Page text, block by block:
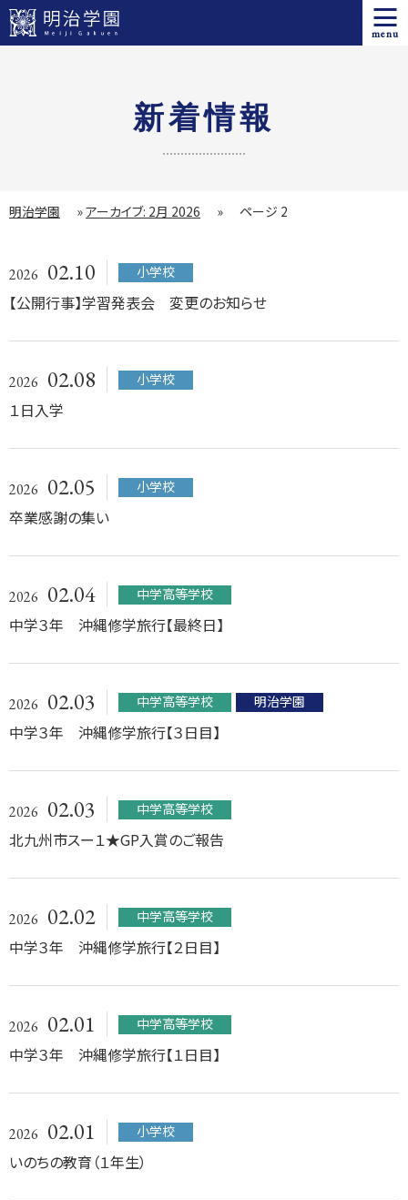
menu
新着情報
明治学園 »アーカイブ: 2月 2026 » ページ 2
2026 02.10 小学校
【公開行事】学習発表会 変更のお知らせ
2026 02.08 小学校
１日入学
2026 02.05 小学校
卒業感謝の集い
2026 02.04 中学高等学校
中学３年 沖縄修学旅行【最終日】
2026 02.03 中学高等学校 明治学園
中学３年 沖縄修学旅行【３日目】
2026 02.03 中学高等学校
北九州市スー１★GP入賞のご報告
2026 02.02 中学高等学校
中学３年 沖縄修学旅行【２日目】
2026 02.01 中学高等学校
中学３年 沖縄修学旅行【１日目】
2026 02.01 小学校
いのちの教育（１年生）